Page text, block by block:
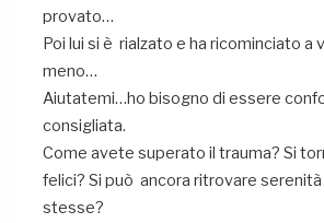
provato…
Poi lui si è rialzato e ha ricominciato a
meno…
Aiutatemi…ho bisogno di essere
consigliata.
Come avete superato il trauma? Si
felici? Si può ancora ritrovare
stesse?